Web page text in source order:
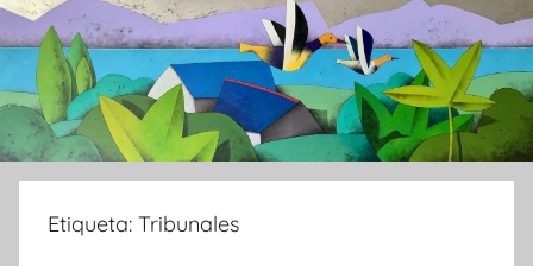
Etiqueta: Tribunales